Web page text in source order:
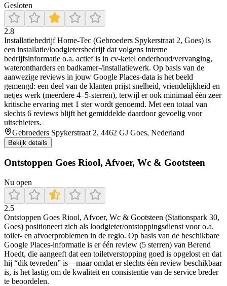
Gesloten
2.8
Installatiebedrijf Home-Tec (Gebroeders Spykerstraat 2, Goes) is
een installatie/loodgietersbedrijf dat volgens interne
bedrijfsinformatie o.a. actief is in cv-ketel onderhoud/vervanging,
waterontharders en badkamer-/installatiewerk. Op basis van de
aanwezige reviews in jouw Google Places-data is het beeld
gemengd: een deel van de klanten prijst snelheid, vriendelijkheid en
netjes werk (meerdere 4–5-sterren), terwijl er ook minimaal één zeer
kritische ervaring met 1 ster wordt genoemd. Met een totaal van
slechts 6 reviews blijft het gemiddelde daardoor gevoelig voor
uitschieters.
Gebroeders Spykerstraat 2, 4462 GJ Goes, Nederland
Bekijk details
Ontstoppen Goes Riool, Afvoer, Wc & Gootsteen
Nu open
2.5
Ontstoppen Goes Riool, Afvoer, Wc & Gootsteen (Stationspark 30,
Goes) positioneert zich als loodgieter/ontstoppingsdienst voor o.a.
toilet- en afvoerproblemen in de regio. Op basis van de beschikbare
Google Places-informatie is er één review (5 sterren) van Berend
Hoedt, die aangeeft dat een toiletverstopping goed is opgelost en dat
hij “dik tevreden” is—maar omdat er slechts één review beschikbaar
is, is het lastig om de kwaliteit en consistentie van de service breder
te beoordelen.